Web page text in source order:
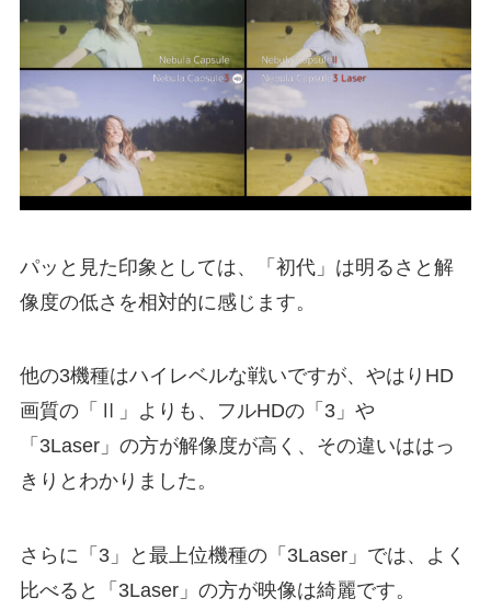
パッと見た印象としては、「初代」は明るさと解
像度の低さを相対的に感じます。
他の3機種はハイレベルな戦いですが、やはりHD
画質の「Ⅱ」よりも、フルHDの「3」や
「3Laser」の方が解像度が高く、その違いははっ
きりとわかりました。
さらに「3」と最上位機種の「3Laser」では、よく
比べると「3Laser」の方が映像は綺麗です。